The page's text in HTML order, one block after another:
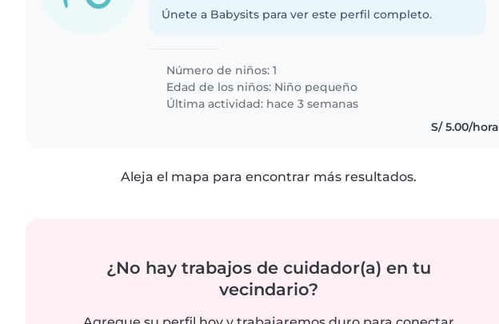
Únete a Babysits para ver este perfil completo.
Número de niños: 1
Edad de los niños: Niño pequeño
Última actividad: hace 3 semanas
S/ 5.00/hora
Aleja el mapa para encontrar más resultados.
¿No hay trabajos de cuidador(a) en tu
vecindario?